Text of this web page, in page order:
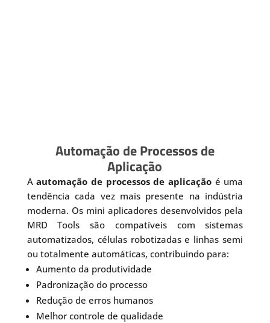
Automação de Processos de
Aplicação
Aautomação de processos de aplicaçãoé uma
tendência cada vez mais presente na indústria
moderna. Os mini aplicadores desenvolvidos pela
MRD Tools são compatíveis com sistemas
automatizados, células robotizadas e linhas semi
ou totalmente automáticas, contribuindo para:
Aumento da produtividade
Padronização do processo
Redução de erros humanos
Melhor controle de qualidade